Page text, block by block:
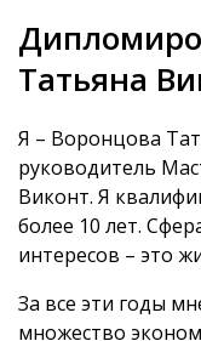
Татьяна
Я – Воронцова
руководитель
Виконт. Я
более 10 лет.
интересов – это
За все эти годы
множество